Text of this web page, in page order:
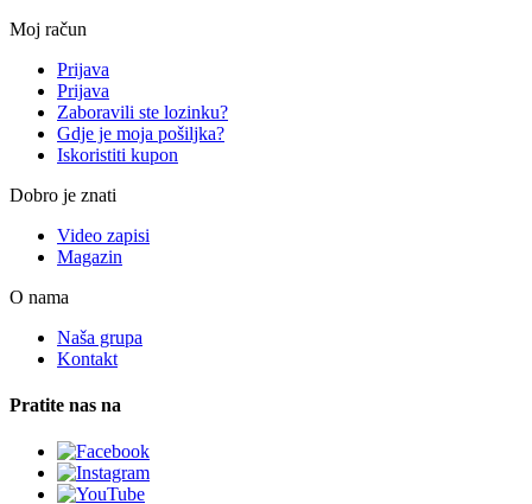
Moj račun
Prijava
Prijava
Zaboravili ste lozinku?
Gdje je moja pošiljka?
Iskoristiti kupon
Dobro je znati
Video zapisi
Magazin
O nama
Naša grupa
Kontakt
Pratite nas na